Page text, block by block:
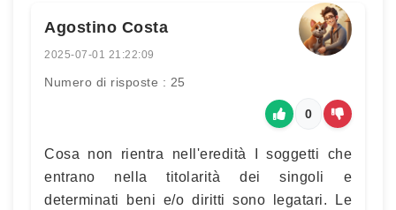
Agostino Costa
2025-07-01 21:22:09
Numero di risposte : 25
0
Cosa non rientra nell'eredità I soggetti che
entrano nella titolarità dei singoli e
determinati beni e/o diritti sono legatari. Le